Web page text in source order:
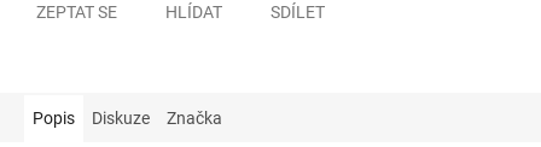
ZEPTAT SE HLÍDAT SDÍLET
Popis Diskuze Značka